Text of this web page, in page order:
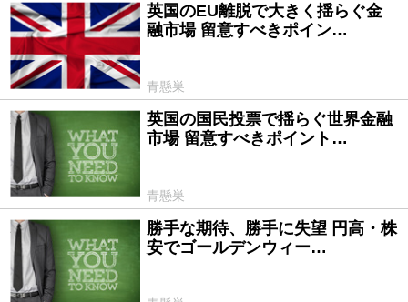
2016/06/25
英国のEU離脱で大きく揺らぐ金
融市場 留意すべきポイン…
青懸巣
2016/06/16
英国の国民投票で揺らぐ世界金融
市場 留意すべきポイント…
青懸巣
2016/05/06
勝手な期待、勝手に失望 円高・株
安でゴールデンウィー…